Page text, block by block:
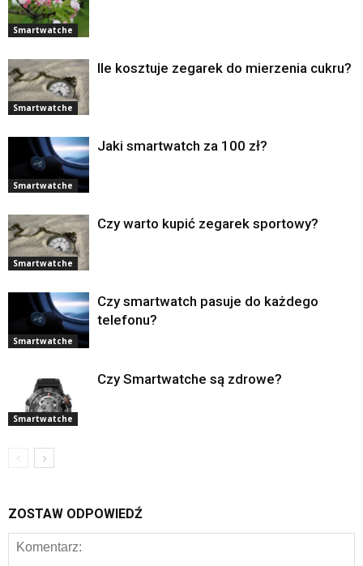
Smartwatche
Smartwatche
Ile kosztuje zegarek do mierzenia cukru?
Smartwatche
Jaki smartwatch za 100 zł?
Smartwatche
Czy warto kupić zegarek sportowy?
Smartwatche
Czy smartwatch pasuje do każdego
telefonu?
Smartwatche
Czy Smartwatche są zdrowe?
ZOSTAW ODPOWIEDŹ